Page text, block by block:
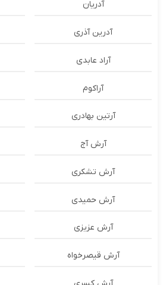
آدریان
آدرین آذری
آراد عابدی
آراکوم
آرتین بهادری
آرش آج
آرش تشکری
آرش حمیدی
آرش عزیزی
آرش قیصرخواه